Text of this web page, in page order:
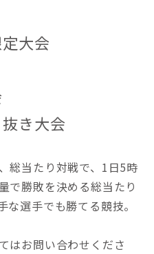
大会
き大会
総当たり対戦で、1日5時
で勝敗を決める総当たり
選手でも勝てる競技。
はお問い合わせくださ